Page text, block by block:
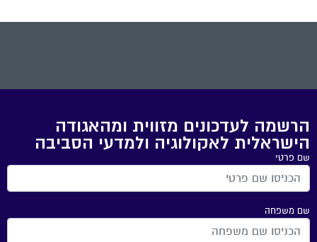
הרשמה לעדכונים מזווית ומהאגודה
הישראלית לאקולוגיה ולמדעי הסביבה
שם פרטי
שם משפחה